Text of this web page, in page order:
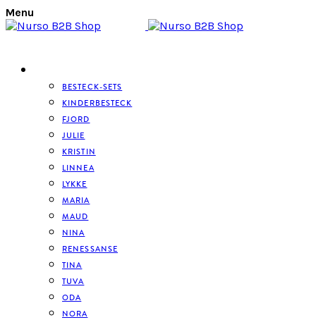
Menu
BESTECK-SETS
KINDERBESTECK
FJORD
JULIE
KRISTIN
LINNEA
LYKKE
MARIA
MAUD
NINA
RENESSANSE
TINA
TUVA
ODA
NORA